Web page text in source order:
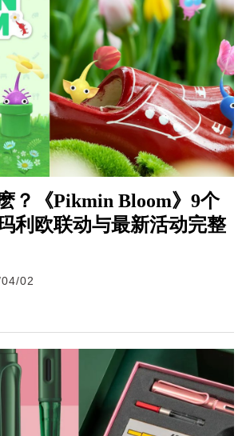
？《Pikmin Bloom》9个
利欧联动与最新活动完整
02